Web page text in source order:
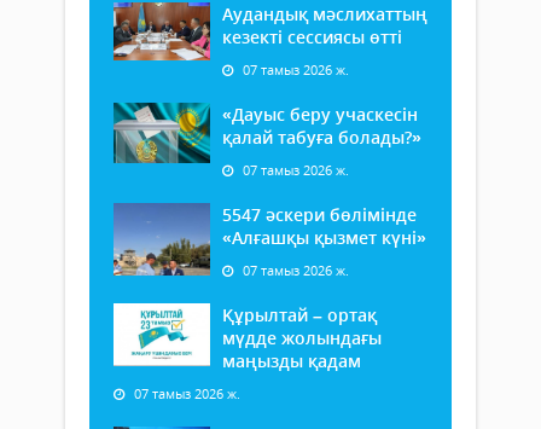
Аудандық мәслихаттың
кезекті сессиясы өтті
07 тамыз 2026 ж.
«Дауыс беру учаскесін
қалай табуға болады?»
07 тамыз 2026 ж.
5547 әскери бөлімінде
«Алғашқы қызмет күні»
07 тамыз 2026 ж.
Құрылтай – ортақ
мүдде жолындағы
маңызды қадам
07 тамыз 2026 ж.